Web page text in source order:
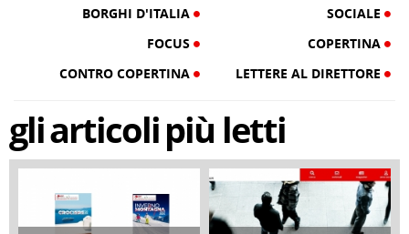
BORGHI D'ITALIA
SOCIALE
FOCUS
COPERTINA
CONTRO COPERTINA
LETTERE AL DIRETTORE
gliarticolipiù letti